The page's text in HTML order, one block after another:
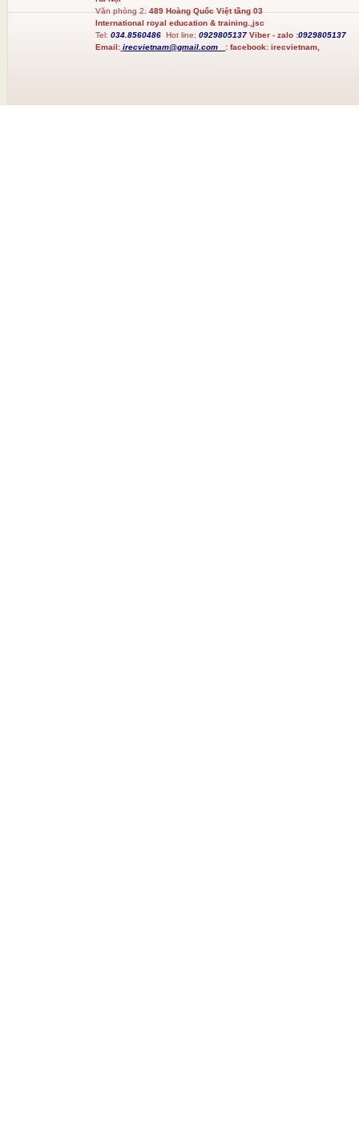
Văn phòng 2:489 Hoàng Quốc Việt tầng 03
International royal education & training.,jsc
Tel:034.8560486Hot line; 0929805137 Viber - zalo :0929805137
Email: irecvietnam@gmail.com :facebook: irecvietnam,